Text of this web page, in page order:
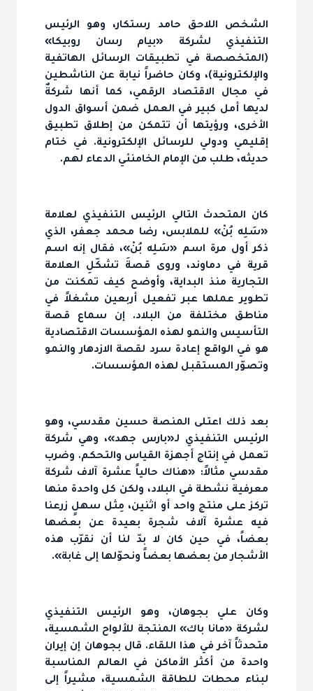
الشخص اللاحق حامد رستكار، وهو الرئيس
التنفيذي لشركة «بيام رسان روبيكا»
(المتخصصة في تطبيقات الرسائل الهاتفية
والإلكترونية)، وكان حاضراً نيابة عن الناشطين
في مجال الاقتصاد الرقمي، كما أنها شركةٌ
لديها أمل كبير في العمل ضمن أسواق الدول
الأخرى، ورؤيتها أن تتمكن من إطلاق تطبيق
إقليمي ودولي للرسائل الإلكترونية. في ختام
حديثه، طلب من الإمام الخامنئي الدعاء لهم.
كان المتحدث التالي الرئيس التنفيذي لعلامة
«سَلِه بُنْ» للملابس، رضا محمد جعفر، الذي
ذكر أول مرة اسم «سَلِه بُنْ»، فقال إنه اسم
قرية في دماوند، وروى قصةَ تشكّلِ العلامة
التجارية منذ البداية، وأوضح كيف تمكنت من
تطوير عملها عبر تفعيل أربعين مشغلاً في
مناطق مختلفة من البلاد. إن سماع قصة
التأسيس والنمو لهذه المؤسسات الاقتصادية
هو في الواقع إعادة سرد لقصة الازدهار والنمو
وتصوّر المستقبل لهذه المؤسسات.
بعد ذلك اعتلى المنصة حسين مقدسي، وهو
الرئيس التنفيذي لـ«بارس جهد»، وهي شركة
تعمل في إنتاج أجهزة القياس والتحكم. وضرب
مقدسي مثالاً: «هناك حالياً عشرة آلاف شركة
معرفية نشطة في البلاد، ولكن كل واحدة منها
تركز على منتج واحد أو اثنين، مِثل سهلٍ زرعنا
فيه عشرة آلاف شجرة بعيدة عن بعضها
بعضاً، في حين كان لا بدّ لنا أن نقرّب هذه
الأشجار من بعضها بعضاً ونحوّلها إلى غابة».
وكان علي بجوهان، وهو الرئيس التنفيذي
لشركة «مانا باك» المنتجة للألواح الشمسية،
متحدثاً آخر في هذا اللقاء. قال بجوهان إن إيران
واحدة من أكثر الأماكن في العالم المناسبة
لبناء محطات للطاقة الشمسية، مشيراً إلى